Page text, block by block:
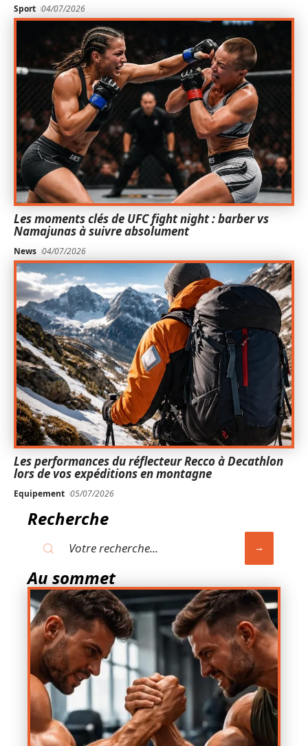
Sport 04/07/2026
Les moments clés de UFC fight night : barber vs
Namajunas à suivre absolument
News 04/07/2026
Les performances du réflecteur Recco à Decathlon
lors de vos expéditions en montagne
Equipement 05/07/2026
Recherche
Au sommet